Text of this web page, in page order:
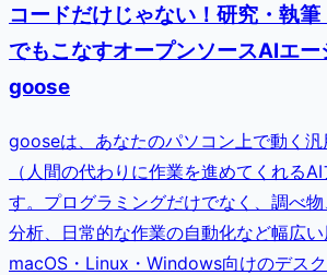
コードだけじゃない！研究・執
でもこなすオープンソースAIエ
goose
gooseは、あなたのパソコン上で動く汎
（人間の代わりに作業を進めてくれる
す。プログラミングだけでなく、調べ
分析、日常的な作業の自動化など幅広い
macOS・Linux・Windows向けのデス